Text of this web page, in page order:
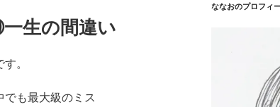
生の間違い
。
でも最大級のミス
ななおのプロフィ